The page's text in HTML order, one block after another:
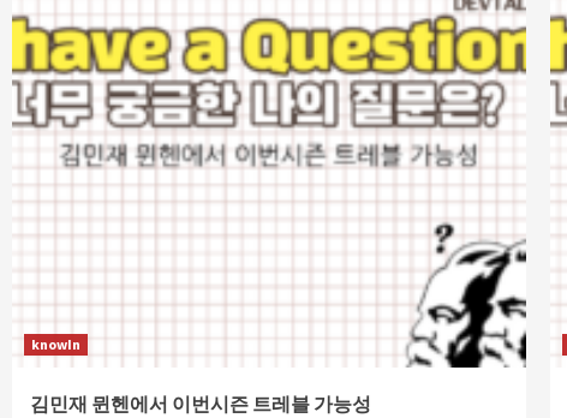
knowIn
김민재 뮌헨에서 이번시즌 트레블 가능성